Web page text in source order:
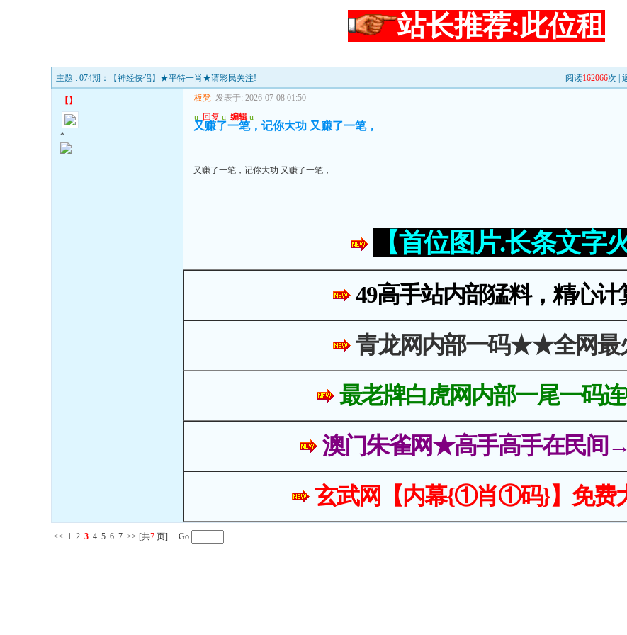
站长推荐:此位租
主题 : 074期：【神经侠侣】★平特一肖★请彩民关注! 阅读162066次 |
【 】
*
板凳 发表于: 2026-07-08 01:50 ---
u 回复 u 编辑 u
又赚了一笔，记你大功 又赚了一笔，
又赚了一笔，记你大功 又赚了一笔，
【首位图片.长条文字
49高手站内部猛料，精心
青龙网内部一码★★全网最
最老牌白虎网内部一尾一码
澳门朱雀网★高手高手在民间
玄武网【内幕{①肖①码}】免费
<< 1 2 3 4 5 6 7 >> [共7 页] Go